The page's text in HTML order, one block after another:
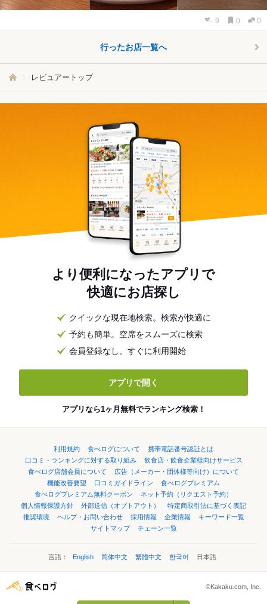
9 0 0
行ったお店一覧へ
レビュアートップ
より便利になったアプリで
快適にお店探し
クイックな現在地検索。検索が快適に
予約も簡単。空席をスムーズに検索
会員登録なし。すぐに利用開始
アプリで開く
アプリなら1ヶ月無料でランキング検索！
利用規約 食べログについて
携帯電話番号認証とは
口コミ・ランキングに対する取り組み
飲食店・飲食企業様向けサービス
食べログ店舗会員について
広告（メーカー・団体様等向け）について
機能改善要望
口コミガイドライン
食べログプレミアム
食べログプレミアム無料クーポン
ネット予約（リクエスト予約）
個人情報保護方針
外部送信（オプトアウト）
特定商取引法に基づく表記
推奨環境
ヘルプ・お問い合わせ 採用情報 企業情報
キーワード一覧
サイトマップ
チェーン一覧
言語： English 简体中文 繁體中文 한국어 日本語
©Kakaku.com, Inc.